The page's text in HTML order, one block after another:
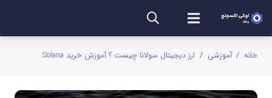
خانه / آموزشی / ارز دیجیتال سولانا چیست ؟ آموزش خرید Solana